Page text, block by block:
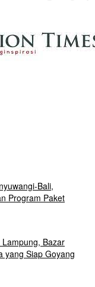
Bali,
Program Paket
Bazar
yang Siap Goyang